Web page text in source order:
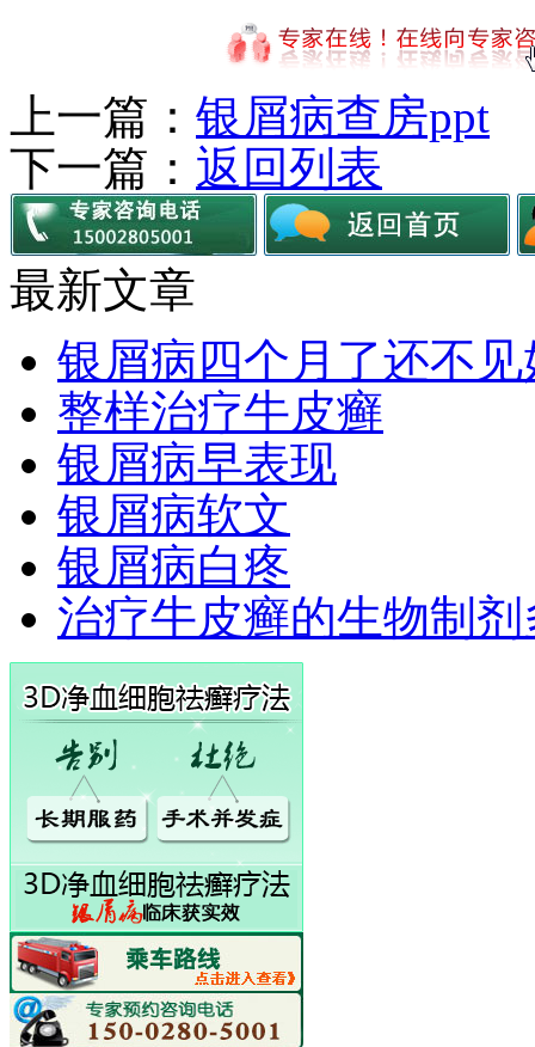
上一篇： 银屑病查房ppt
下一篇： 返回列表
最新文章
银屑病四个月了还不见
整样治疗牛皮癣
银屑病早表现
银屑病软文
银屑病白疼
治疗牛皮癣的生物制